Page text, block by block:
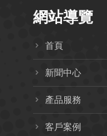
網站導覽
首頁
新聞中心
產品服務
客戶案例